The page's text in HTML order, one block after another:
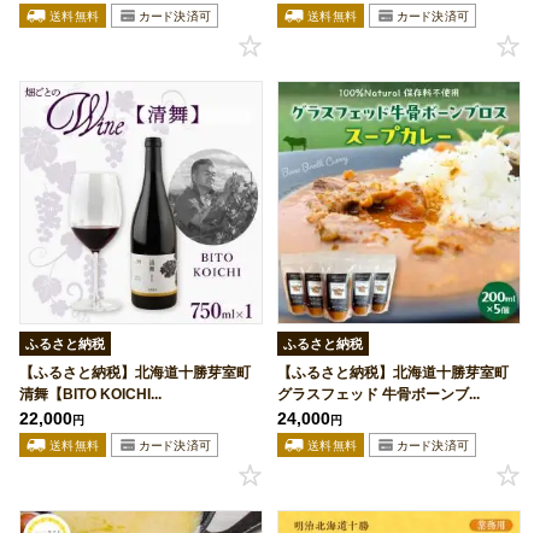
ふるさと納税
【ふるさと納税】北海道十勝芽室町
清舞【BITO KOICHI...
22,000円
ふるさと納税
【ふるさと納税】北海道十勝芽室町
グラスフェッド 牛骨ボーンブ...
24,000円